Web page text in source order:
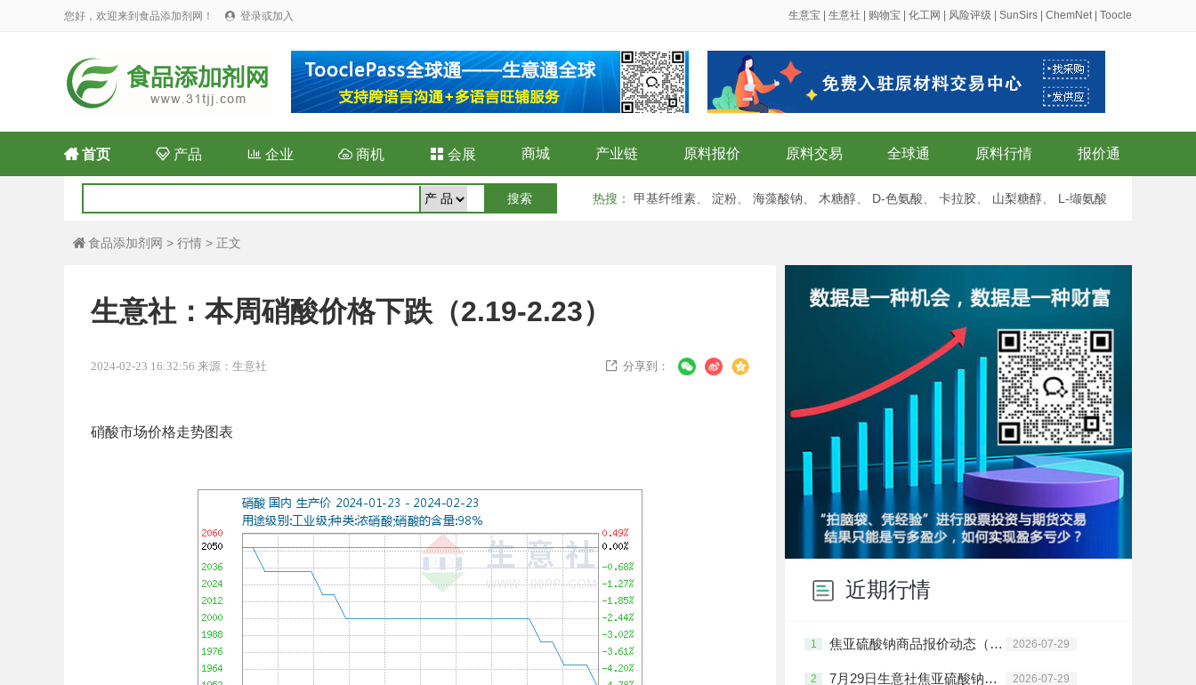
您好，欢迎来到食品添加剂网！  登录或加入 生意宝 生意社 购物宝 化工网 风险评级 SunSirs ChemNet| Toocle
首页 产品 企业  商机  会展 商城 产业链 原料报价 原料交易 全球通 原料行情 报价通
热搜 ： 甲基纤维素 淀粉 海藻酸钠 木糖醇 D-色氨酸 卡拉胶 山梨糖醇 L-缬氨酸
 食品添加剂网 > 行情 > 正文
生意社：本周硝酸价格下跌（2.19-2.23）
2024-02-23 16:32:56 来源：生意社  分享到：
硝酸市场价格走势图表
近期行情
1 焦亚硫酸钠商品报价动态（2026-07-29） 2026-07-29
2 7月29日生意社焦亚硫酸钠基准价为3973.33元/吨 2026-07-29